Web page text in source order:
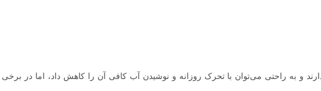
و به راحتی می‌توان با تحرک روزانه و نوشیدن آب کافی آن را کاهش داد، اما در برخی